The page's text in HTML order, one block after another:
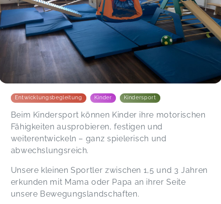
Entwicklungsbegleitung Kinder Kindersport
Beim Kindersport können Kinder ihre motorischen
Fähigkeiten ausprobieren, festigen und
weiterentwickeln – ganz spielerisch und
abwechslungsreich.
Unsere kleinen Sportler zwischen 1,5 und 3 Jahren
erkunden mit Mama oder Papa an ihrer Seite
unsere Bewegungslandschaften.